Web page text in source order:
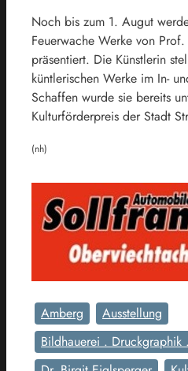
Noch bis zum 1. Augut
Feuerwache Werke von
präsentiert. Die Künstlerin
küntlerischen Werke im In-
Schaffen wurde sie bereits
Kulturförderpreis der Stadt
(nh)
Amberg
Ausstellung
Bildhauerei . Druckgraphik